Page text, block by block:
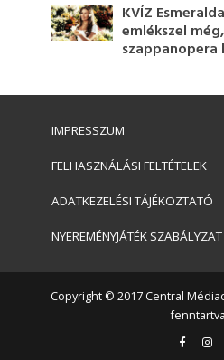
KVÍZ
emlékszel
IMPRESSZUM
FELHASZNÁLÁSI FELTÉTELEK
ADATKEZELÉSI TÁJÉKOZTATÓ
NYEREMÉNYJÁTÉK SZABÁLYZAT
Copyright © 2017 Central
fenntartva